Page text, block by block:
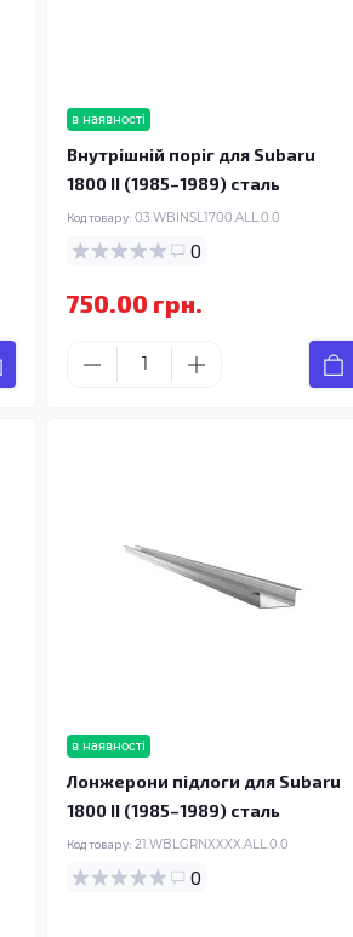
в наявності
Внутрішній поріг для Subaru
1800 II (1985–1989) сталь
Код товару: 03.WBINSL1700.ALL.0.0
0
750.00 грн.
в наявності
Лонжерони підлоги для Subaru
1800 II (1985–1989) сталь
Код товару: 21.WBLGRNXXXX.ALL.0.0
0